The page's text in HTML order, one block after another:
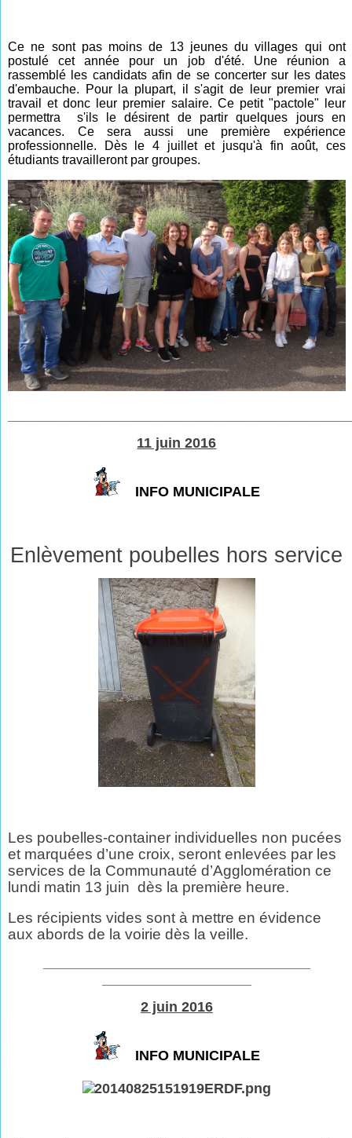
Ce ne sont pas moins de 13 jeunes du villages qui ont
postulé cet année pour un job d'été. Une réunion a
rassemblé les candidats afin de se concerter sur les dates
d'embauche. Pour la plupart, il s'agit de leur premier vrai
travail et donc leur premier salaire. Ce petit "pactole" leur
permettra s'ils le désirent de partir quelques jours en
vacances. Ce sera aussi une première expérience
professionnelle. Dès le 4 juillet et jusqu'à fin août, ces
étudiants travailleront par groupes.
11 juin 2016
INFO MUNICIPALE
Enlèvement poubelles hors service
Les poubelles-container individuelles non pucées
et marquées d’une croix, seront enlevées par les
services de la Communauté d’Agglomération ce
lundi matin 13 juin dès la première heure.
Les récipients vides sont à mettre en évidence
aux abords de la voirie dès la veille.
2 juin 2016
INFO MUNICIPALE